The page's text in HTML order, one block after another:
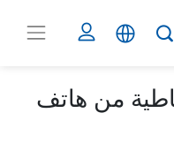
من هاتف